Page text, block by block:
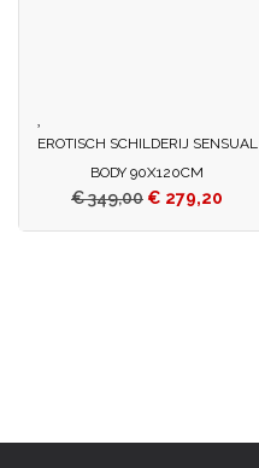
EROTISCH SCHILDERIJ SENSUAL
BODY 90X120CM
€349,00 € 279,20